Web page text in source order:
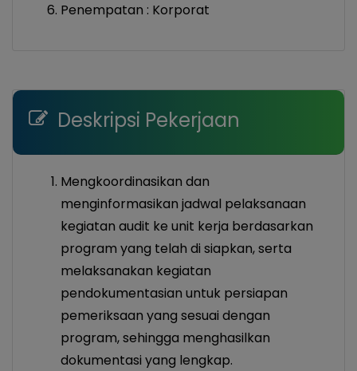
Penempatan : Korporat
Deskripsi Pekerjaan
Mengkoordinasikan dan
menginformasikan jadwal pelaksanaan
kegiatan audit ke unit kerja berdasarkan
program yang telah di siapkan, serta
melaksanakan kegiatan
pendokumentasian untuk persiapan
pemeriksaan yang sesuai dengan
program, sehingga menghasilkan
dokumentasi yang lengkap.